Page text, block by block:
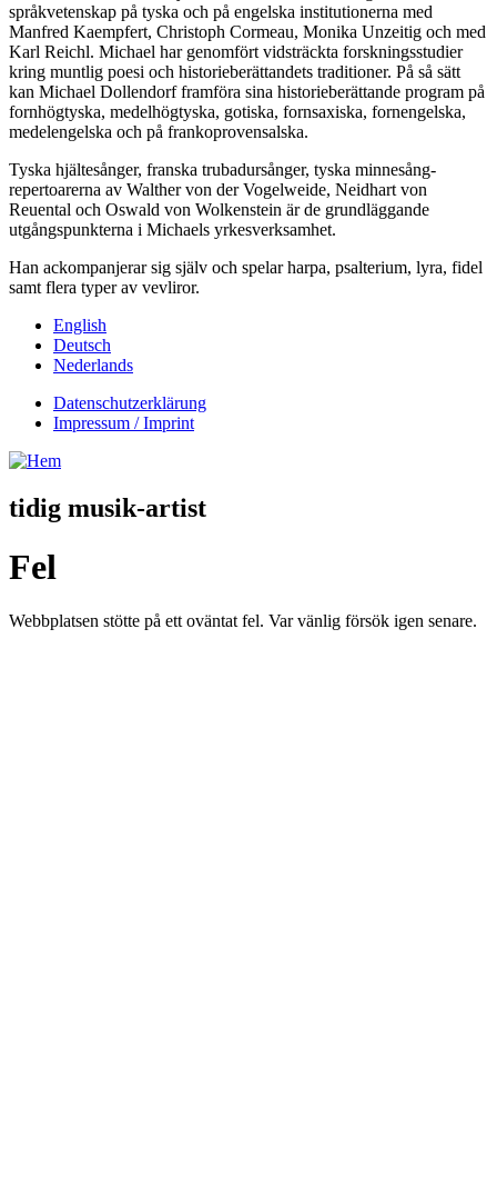
språkvetenskap på tyska och på engelska institutionerna med
Manfred Kaempfert, Christoph Cormeau, Monika Unzeitig och med
Karl Reichl. Michael har genomfört vidsträckta forskningsstudier
kring muntlig poesi och historieberättandets traditioner. På så sätt
kan Michael Dollendorf framföra sina historieberättande program på
fornhögtyska, medelhögtyska, gotiska, fornsaxiska, fornengelska,
medelengelska och på frankoprovensalska.
Tyska hjältesånger, franska trubadursånger, tyska minnesång-
repertoarerna av Walther von der Vogelweide, Neidhart von
Reuental och Oswald von Wolkenstein är de grundläggande
utgångspunkterna i Michaels yrkesverksamhet.
Han ackompanjerar sig själv och spelar harpa, psalterium, lyra, fidel
samt flera typer av vevliror.
English
Deutsch
Nederlands
Datenschutzerklärung
Impressum / Imprint
tidig musik-artist
Fel
Webbplatsen stötte på ett oväntat fel. Var vänlig försök igen senare.